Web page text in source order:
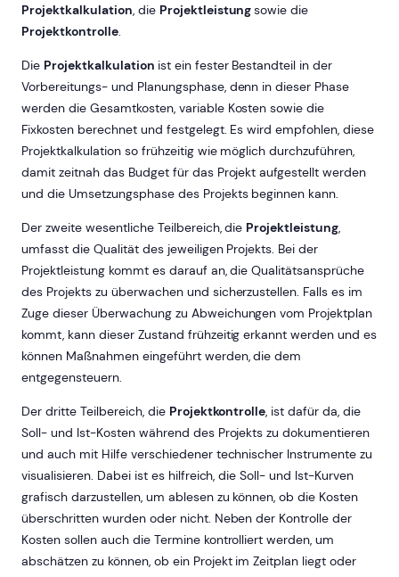
Projektkalkulation, die Projektleistungsowie die
Projektkontrolle.
Die Projektkalkulation ist ein fester Bestandteil in der
Vorbereitungs- und Planungsphase, denn in dieser Phase
werden die Gesamtkosten, variable Kosten sowie die
Fixkosten berechnet und festgelegt. Es wird empfohlen, diese
Projektkalkulation so frühzeitig wie möglich durchzuführen,
damit zeitnah das Budget für das Projekt aufgestellt werden
und die Umsetzungsphase des Projekts beginnen kann.
Der zweite wesentliche Teilbereich, die Projektleistung,
umfasst die Qualität des jeweiligen Projekts. Bei der
Projektleistung kommt es darauf an, die Qualitätsansprüche
des Projekts zu überwachen und sicherzustellen. Falls es im
Zuge dieser Überwachung zu Abweichungen vom Projektplan
kommt, kann dieser Zustand frühzeitig erkannt werden und es
können Maßnahmen eingeführt werden, die dem
entgegensteuern.
Der dritte Teilbereich, die Projektkontrolle, ist dafür da, die
Soll- und Ist-Kosten während des Projekts zu dokumentieren
und auch mit Hilfe verschiedener technischer Instrumente zu
visualisieren. Dabei ist es hilfreich, die Soll- und Ist-Kurven
grafisch darzustellen, um ablesen zu können, ob die Kosten
überschritten wurden oder nicht. Neben der Kontrolle der
Kosten sollen auch die Termine kontrolliert werden, um
abschätzen zu können, ob ein Projekt im Zeitplan liegt oder